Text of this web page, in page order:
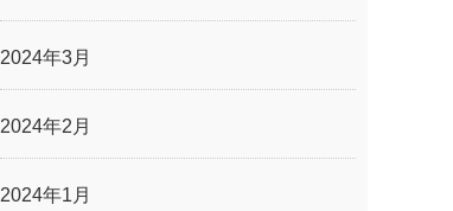
2024年3月
2024年2月
2024年1月